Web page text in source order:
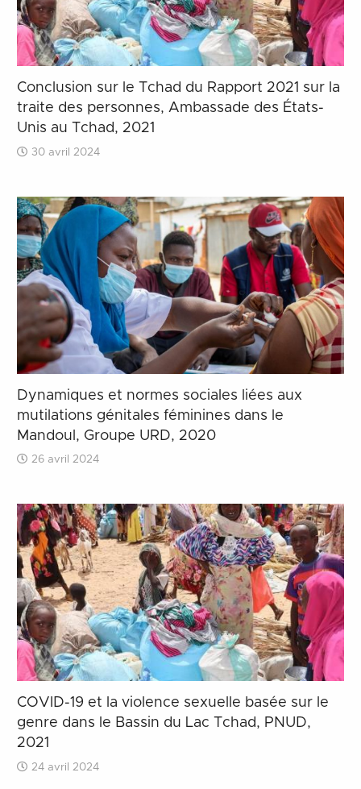
Conclusion sur le Tchad du Rapport 2021 sur la
traite des personnes, Ambassade des États-
Unis au Tchad, 2021
30 avril 2024
Dynamiques et normes sociales liées aux
mutilations génitales féminines dans le
Mandoul, Groupe URD, 2020
26 avril 2024
COVID-19 et la violence sexuelle basée sur le
genre dans le Bassin du Lac Tchad, PNUD,
2021
24 avril 2024